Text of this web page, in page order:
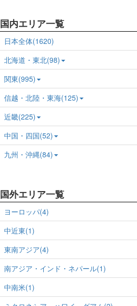
国内エリア一覧
日本全体(1620)
北海道・東北(98)
関東(995)
信越・北陸・東海(125)
近畿(225)
中国・四国(52)
九州・沖縄(84)
国外エリア一覧
ヨーロッパ(4)
中近東(1)
東南アジア(4)
南アジア・インド・ネパール(1)
中南米(1)